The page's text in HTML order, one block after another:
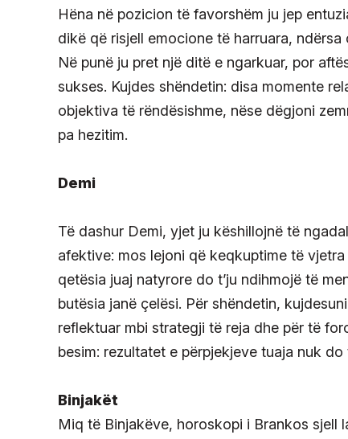
Hëna në pozicion të favorshëm ju jep
dikë që risjell emocione të harruara,
Në punë ju pret një ditë e ngarkuar, por
sukses. Kujdes shëndetin: disa momente
objektiva të rëndësishme, nëse dëgjoni
pa hezitim.
Demi
Të dashur Demi, yjet ju këshillojnë të
afektive: mos lejoni që keqkuptime të
qetësia juaj natyrore do t’ju ndihmojë të
butësia janë çelësi. Për shëndetin,
reflektuar mbi strategji të reja dhe për të
besim: rezultatet e përpjekjeve tuaja nuk do
Binjakët
Miq të Binjakëve, horoskopi i Brankos sjell